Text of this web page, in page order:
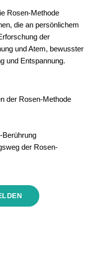
Rosen-Methode
die an persönlichem
der
und Atem, bewusster
und Entspannung.
der Rosen-Methode
Berührung
der Rosen-